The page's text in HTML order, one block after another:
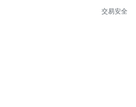
交易安全